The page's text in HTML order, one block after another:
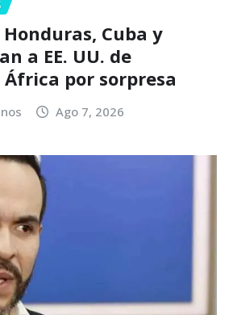
Cuba y
a EE. UU. de
por sorpresa
Ago 7, 2026